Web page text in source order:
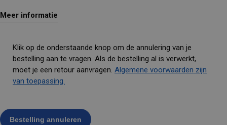
Meer informatie
Klik op de onderstaande knop om de annulering van je
bestelling aan te vragen. Als de bestelling al is verwerkt,
moet je een retour aanvragen. Algemene voorwaarden zijn
van toepassing.